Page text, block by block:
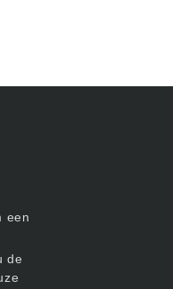
een
de